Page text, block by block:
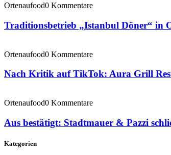
Ortenaufood0 Kommentare
Traditionsbetrieb „Istanbul Döner“ in
Ortenaufood0 Kommentare
Nach Kritik auf TikTok: Aura Grill
Ortenaufood0 Kommentare
Aus bestätigt: Stadtmauer & Pazzi
Kategorien